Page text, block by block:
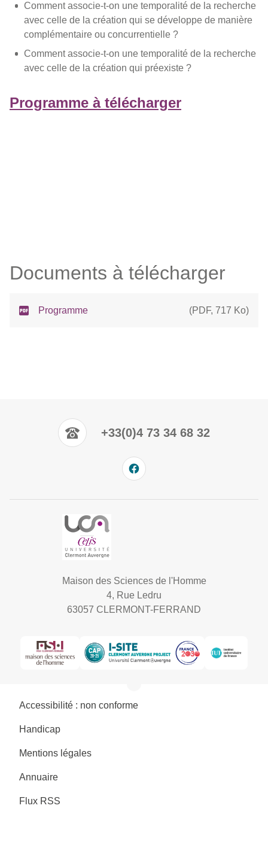
Comment associe-t-on une temporalité de la recherche
avec celle de la création qui se développe de manière
complémentaire ou concurrentielle ?
Comment associe-t-on une temporalité de la recherche
avec celle de la création qui préexiste ?
Programme à télécharger
Documents à télécharger
Programme (PDF, 717 Ko)
+33(0)4 73 34 68 32
Maison des Sciences de l'Homme
4, Rue Ledru
63057 CLERMONT-FERRAND
Accessibilité : non conforme
Handicap
Mentions légales
Annuaire
Flux RSS